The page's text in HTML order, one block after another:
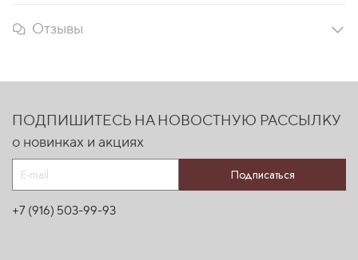
Отзывы
ПОДПИШИТЕСЬ НА НОВОСТНУЮ РАССЫЛКУ
о новинках и акциях
Подписаться
+7 (916) 503-99-93